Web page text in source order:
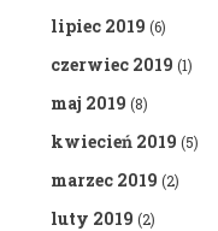
lipiec 2019 (6)
czerwiec 2019 (1)
maj 2019 (8)
kwiecień 2019 (5)
marzec 2019 (2)
luty 2019 (2)